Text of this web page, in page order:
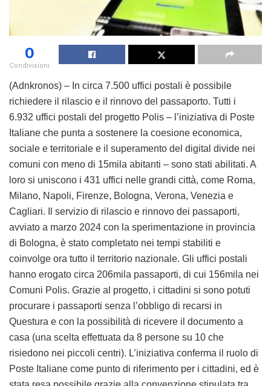
0
Condivisioni
(Adnkronos) – In circa 7.500 uffici postali è possibile
richiedere il rilascio e il rinnovo del passaporto. Tutti i
6.932 uffici postali del progetto Polis – l’iniziativa di Poste
Italiane che punta a sostenere la coesione economica,
sociale e territoriale e il superamento del digital divide nei
comuni con meno di 15mila abitanti – sono stati abilitati. A
loro si uniscono i 431 uffici nelle grandi città, come Roma,
Milano, Napoli, Firenze, Bologna, Verona, Venezia e
Cagliari. Il servizio di rilascio e rinnovo dei passaporti,
avviato a marzo 2024 con la sperimentazione in provincia
di Bologna, è stato completato nei tempi stabiliti e
coinvolge ora tutto il territorio nazionale. Gli uffici postali
hanno erogato circa 206mila passaporti, di cui 156mila nei
Comuni Polis. Grazie al progetto, i cittadini si sono potuti
procurare i passaporti senza l’obbligo di recarsi in
Questura e con la possibilità di ricevere il documento a
casa (una scelta effettuata da 8 persone su 10 che
risiedono nei piccoli centri). L’iniziativa conferma il ruolo di
Poste Italiane come punto di riferimento per i cittadini, ed è